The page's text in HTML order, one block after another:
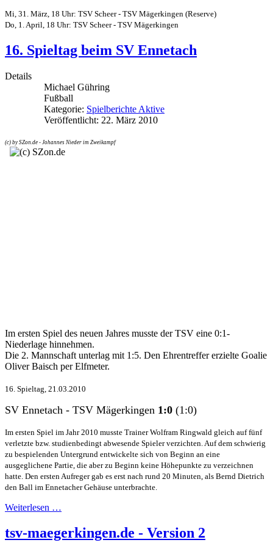
Mi, 31. März, 18 Uhr: TSV Scheer - TSV Mägerkingen (Reserve)
Do, 1. April, 18 Uhr: TSV Scheer - TSV Mägerkingen
16. Spieltag beim SV Ennetach
Details
Michael Gühring
Fußball
Kategorie: Spielberichte Aktive
Veröffentlicht: 22. März 2010
(c) by SZon.de - Johannes Nieder im Zweikampf
Im ersten Spiel des neuen Jahres musste der TSV eine 0:1-
Niederlage hinnehmen.
Die 2. Mannschaft unterlag mit 1:5. Den Ehrentreffer erzielte Goalie
Oliver Baisch per Elfmeter.
16. Spieltag, 21.03.2010
SV Ennetach - TSV Mägerkingen 1:0 (1:0)
Im ersten Spiel im Jahr 2010 musste Trainer Wolfram Ringwald gleich auf fünf
verletzte bzw. studienbedingt abwesende Spieler verzichten. Auf dem schwierig
zu bespielenden Untergrund entwickelte sich von Beginn an eine
ausgeglichene Partie, die aber zu Beginn keine Höhepunkte zu verzeichnen
hatte. Den ersten Aufreger gab es erst nach rund 20 Minuten, als Bernd Dietrich
den Ball im Ennetacher Gehäuse unterbrachte.
Weiterlesen …
tsv-maegerkingen.de - Version 2